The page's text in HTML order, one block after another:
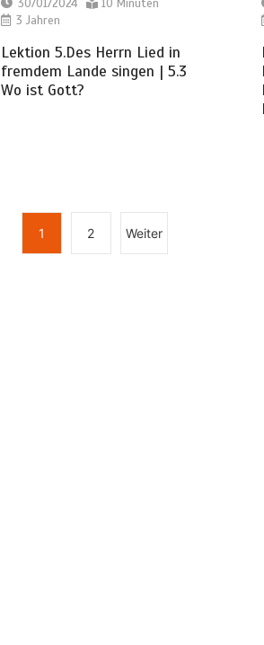
30/01/2024
10 Minuten
3 Jahren
Lektion 5.Des Herrn Lied in
fremdem Lande singen | 5.3
Wo ist Gott?
1 2 Weiter